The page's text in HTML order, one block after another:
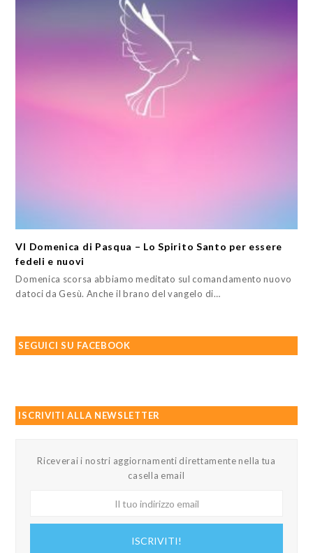
VI Domenica di Pasqua – Lo Spirito Santo per essere
fedeli e nuovi
Domenica scorsa abbiamo meditato sul comandamento nuovo
datoci da Gesù. Anche il brano del vangelo di…
SEGUICI SU FACEBOOK
ISCRIVITI ALLA NEWSLETTER
Riceverai i nostri aggiornamenti direttamente nella tua
casella email
ISCRIVITI!